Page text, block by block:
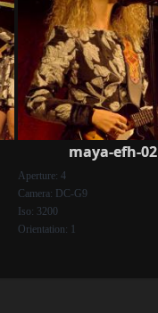
maya-efh-02
Aperture: 4
Camera: DC-G9
Iso: 3200
Orientation: 1